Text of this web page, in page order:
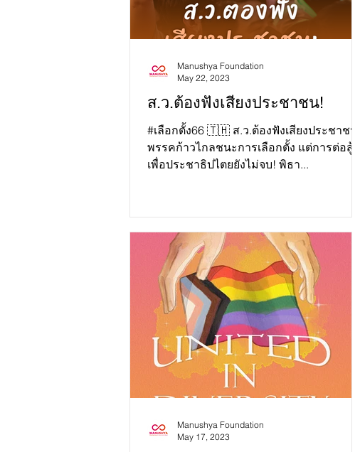
ส.ว.ต้องฟังเสียงประชาชน!
#เลือกตั้ง66 🇹🇭 ส.ว.ต้องฟังเสียงประชาชน!
พรรคก้าวไกลชนะการเลือกตั้ง แต่การต่อสู้
เพื่อประชาธิปไตยยังไม่จบ! พิธา...
Manushya Foundation
May 22, 2023
Manushya Foundation
May 17, 2023